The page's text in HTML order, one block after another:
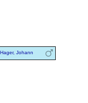
Hager, Johann